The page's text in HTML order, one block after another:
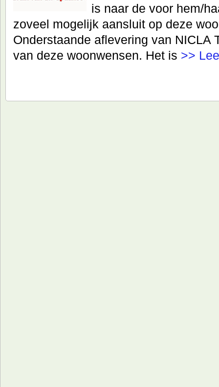
is naar de voor hem/
zoveel mogelijk aansluit op deze
Onderstaande aflevering van NICLA
van deze woonwensen. Het is >>